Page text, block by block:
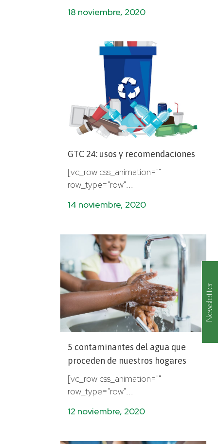
18 noviembre, 2020
GTC 24: usos y recomendaciones
[vc_row css_animation=""
row_type="row"...
14 noviembre, 2020
5 contaminantes del agua que
proceden de nuestros hogares
[vc_row css_animation=""
row_type="row"...
12 noviembre, 2020
Newsletter